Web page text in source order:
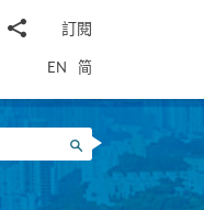
郵WhatsApp
微
信
面
書Twitter
LinkedIn
微
訂閱
EN 简
搜尋